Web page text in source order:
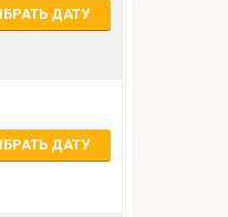
ДАТУ
ДАТУ